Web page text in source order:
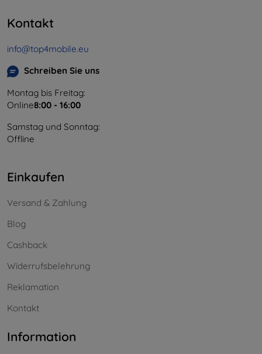
Kontakt
info@top4mobile.eu
Schreiben Sie uns
Montag bis Freitag:
Online8:00 - 16:00
Samstag und Sonntag:
Offline
Einkaufen
Versand & Zahlung
Blog
Cashback
Widerrufsbelehrung
Reklamation
Kontakt
Information